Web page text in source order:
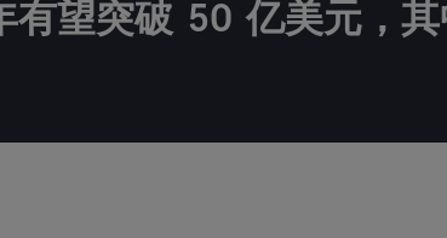
望突破 50 亿美元，